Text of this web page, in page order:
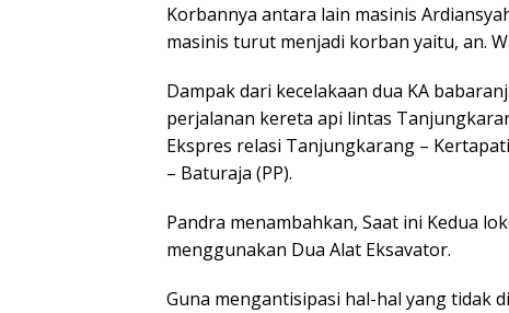
Korbannya antara lain masinis
masinis turut menjadi korban yaitu, an.
Dampak dari kecelakaan dua KA
perjalanan kereta api lintas
Ekspres relasi Tanjungkarang –
– Baturaja (PP).
Pandra menambahkan, Saat ini Kedua
menggunakan Dua Alat Eksavator.
Guna mengantisipasi hal-hal yang tidak